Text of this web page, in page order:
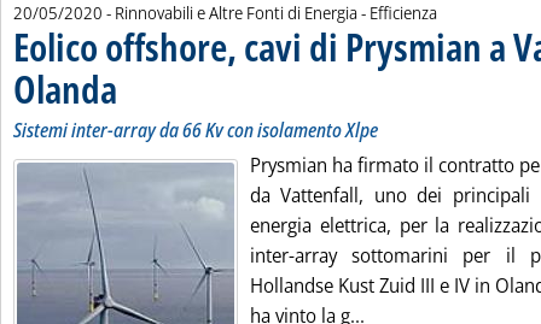
20/05/2020 - Rinnovabili e Altre Fonti di Energia - Efficienza
Eolico offshore, cavi di Prysmian a
Olanda . Sottotitolo: Sistemi inter-array da 66 Kv con isolamento Xlpe
. Pubblicata mercoledì 20 maggio 2020 alle 11.57.
Sistemi inter-array da 66 Kv con isolamento Xlpe
Prysmian ha firmato il contratto
da Vattenfall, uno dei
energia elettrica, per la
inter-array sottomarini per il
Hollandse Kust Zuid III e IV in
ha vinto la g...